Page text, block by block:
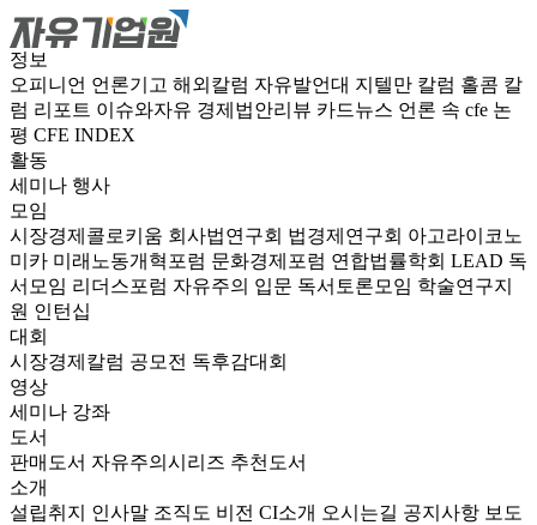
정보
오피니언 언론기고 해외칼럼 자유발언대 지텔만 칼럼 홀콤 칼
럼 리포트 이슈와자유 경제법안리뷰 카드뉴스 언론 속 cfe 논
평 CFE INDEX
활동
세미나 행사
모임
시장경제콜로키움 회사법연구회 법경제연구회 아고라이코노
미카 미래노동개혁포럼 문화경제포럼 연합법률학회 LEAD 독
서모임 리더스포럼 자유주의 입문 독서토론모임 학술연구지
원 인턴십
대회
시장경제칼럼 공모전 독후감대회
영상
세미나 강좌
도서
판매도서 자유주의시리즈 추천도서
소개
설립취지 인사말 조직도 비전 CI소개 오시는길 공지사항 보도